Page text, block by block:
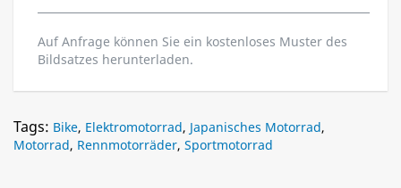
Auf Anfrage können Sie ein kostenloses Muster des
Bildsatzes herunterladen.
Tags: Bike, Elektromotorrad, Japanisches Motorrad,
Motorrad, Rennmotorräder, Sportmotorrad